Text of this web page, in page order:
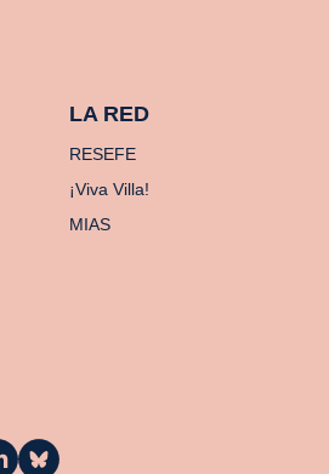
LA RED
RESEFE
¡Viva Villa!
MIAS
La